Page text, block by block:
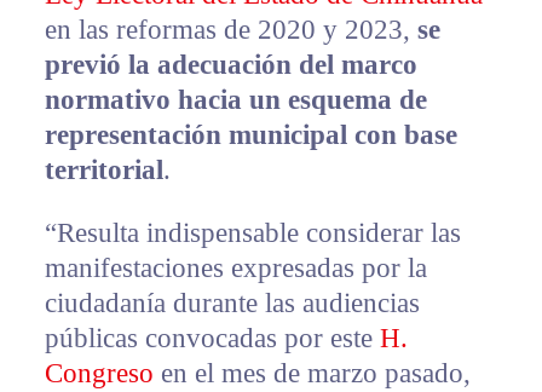
en las reformas de 2020 y 2023, se
previó la adecuación del marco
normativo hacia un esquema de
representación municipal con base
territorial.
“Resulta indispensable considerar las
manifestaciones expresadas por la
ciudadanía durante las audiencias
públicas convocadas por este H.
Congreso en el mes de marzo pasado,